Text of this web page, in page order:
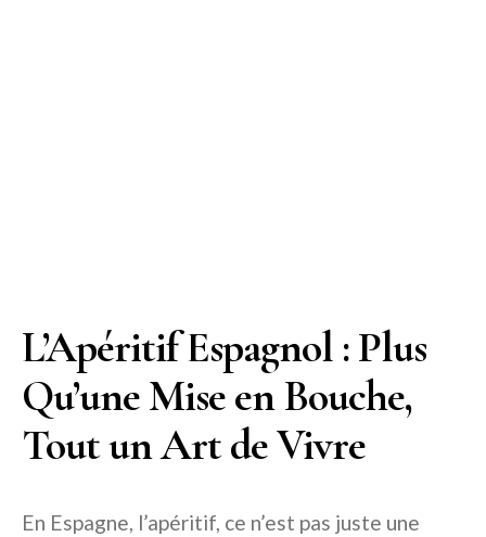
L’Apéritif Espagnol : Plus
Qu’une Mise en Bouche,
Tout un Art de Vivre
En Espagne, l’apéritif, ce n’est pas juste une